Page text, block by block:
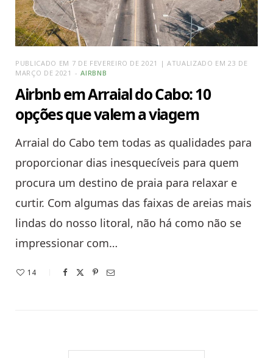
PUBLICADO EM 7 DE FEVEREIRO DE 2021 | ATUALIZADO EM 23 DE
MARÇO DE 2021
AIRBNB
Airbnb em Arraial do Cabo: 10
opções que valem a viagem
Arraial do Cabo tem todas as qualidades para
proporcionar dias inesquecíveis para quem
procura um destino de praia para relaxar e
curtir. Com algumas das faixas de areias mais
lindas do nosso litoral, não há como não se
impressionar com…
14